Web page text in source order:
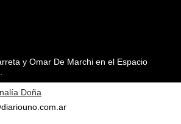
y Omar De Marchi en el Espacio
Doña